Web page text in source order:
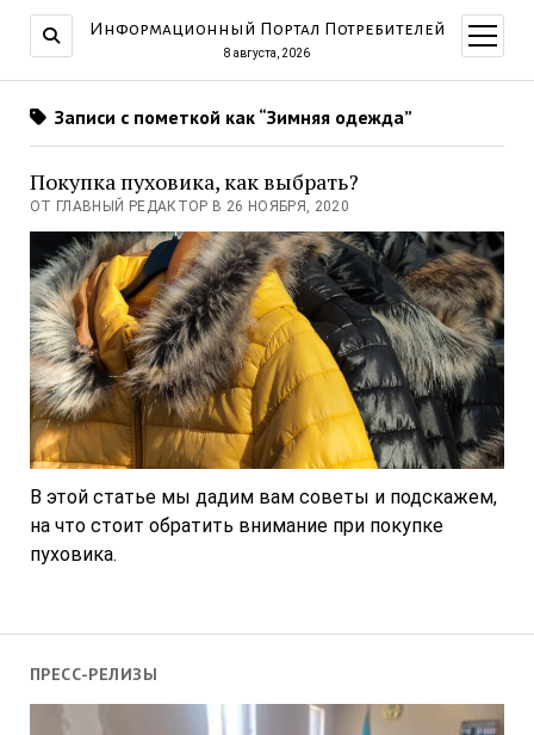
Информационный Портал Потребителей
8 августа, 2026
меню
ПРЕСС-РЕЛИЗЫ
Записи с пометкой как “Зимняя одежда”
Покупка пуховика, как выбрать?
ОТ ГЛАВНЫЙ РЕДАКТОР В 26 НОЯБРЯ, 2020
В этой статье мы дадим вам советы и подскажем,
на что стоит обратить внимание при покупке
пуховика.